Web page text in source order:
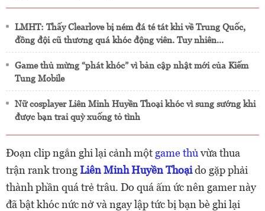
LMHT: Thấy Clearlove bị ném đá té tát khi về Trung Quốc,
đồng đội cũ thương quá khóc động viên. Tuy nhiên...
Game thủ mừng “phát khóc” vì bản cập nhật mới của Kiếm
Tung Mobile
Nữ cosplayer Liên Minh Huyền Thoại khóc vì sung sướng khi
được bạn trai quỳ xuống tỏ tình
Đoạn clip ngắn ghi lại cảnh một game thủvừa thua
trận rank trongLiên Minh Huyền Thoạido gặp phải
thành phần quá trẻ trâu. Do quá ấm ức nên gamer này
đã bật khóc nức nở và ngay lập tức bị bạn bè ghi lại